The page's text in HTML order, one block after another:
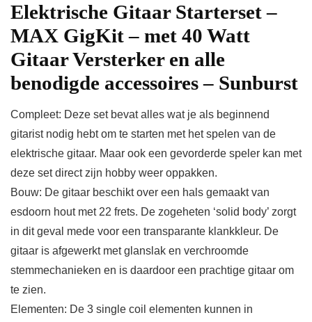
Elektrische Gitaar Starterset –
MAX GigKit – met 40 Watt
Gitaar Versterker en alle
benodigde accessoires – Sunburst
Compleet: Deze set bevat alles wat je als beginnend
gitarist nodig hebt om te starten met het spelen van de
elektrische gitaar. Maar ook een gevorderde speler kan met
deze set direct zijn hobby weer oppakken.
Bouw: De gitaar beschikt over een hals gemaakt van
esdoorn hout met 22 frets. De zogeheten ‘solid body’ zorgt
in dit geval mede voor een transparante klankkleur. De
gitaar is afgewerkt met glanslak en verchroomde
stemmechanieken en is daardoor een prachtige gitaar om
te zien.
Elementen: De 3 single coil elementen kunnen in